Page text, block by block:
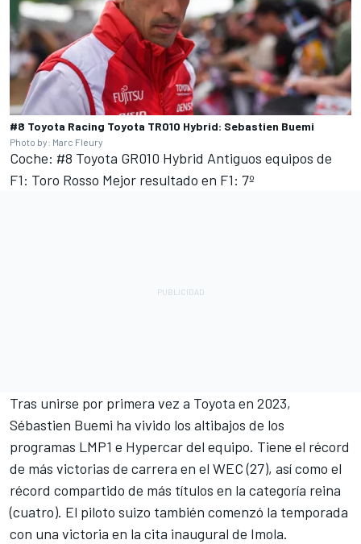
#8 Toyota Racing Toyota TR010 Hybrid: Sebastien Buemi
Photo by: Marc Fleury
Coche: #8 Toyota GR010 Hybrid Antiguos equipos de
F1: Toro Rosso Mejor resultado en F1: 7º
Tras unirse por primera vez a Toyota en 2023,
Sébastien Buemi ha vivido los altibajos de los
programas LMP1 e Hypercar del equipo. Tiene el récord
de más victorias de carrera en el WEC (27), así como el
récord compartido de más títulos en la categoría reina
(cuatro). El piloto suizo también comenzó la temporada
con una victoria en la cita inaugural de Imola.